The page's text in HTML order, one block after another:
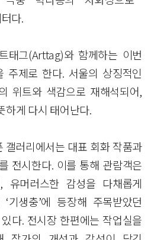
다.
태그(Arttag)와 함께하는 이번
주제로 한다. 서울의 상징적인
위트와 색감으로 재해석되어,
하게 다시 태어난다.
갤러리에서는 대표 회화 작품과
전시한다. 이를 통해 관람객은
, 유머러스한 감성을 다채롭게
‘기생충’에 등장해 주목받았던
다. 전시장 한편에는 작업실을